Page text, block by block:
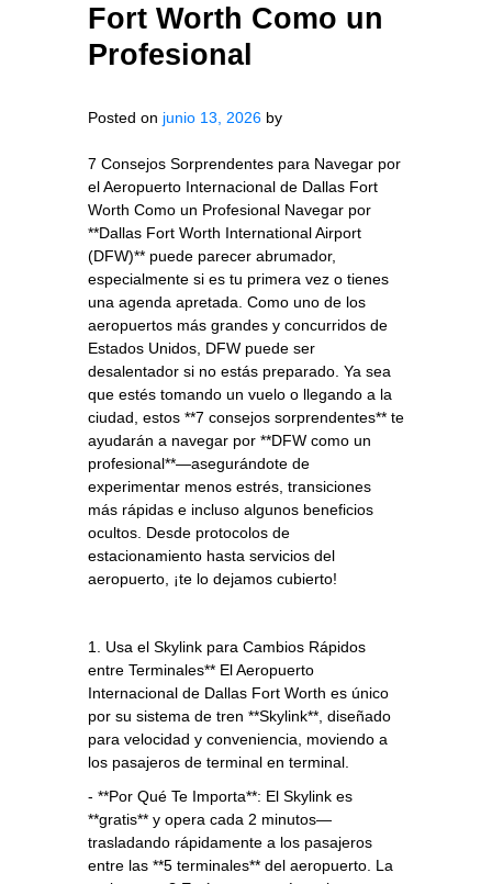
Fort Worth Como un
Profesional
Posted on junio 13, 2026 by
7 Consejos Sorprendentes para Navegar por
el Aeropuerto Internacional de Dallas Fort
Worth Como un Profesional Navegar por
**Dallas Fort Worth International Airport
(DFW)** puede parecer abrumador,
especialmente si es tu primera vez o tienes
una agenda apretada. Como uno de los
aeropuertos más grandes y concurridos de
Estados Unidos, DFW puede ser
desalentador si no estás preparado. Ya sea
que estés tomando un vuelo o llegando a la
ciudad, estos **7 consejos sorprendentes** te
ayudarán a navegar por **DFW como un
profesional**—asegurándote de
experimentar menos estrés, transiciones
más rápidas e incluso algunos beneficios
ocultos. Desde protocolos de
estacionamiento hasta servicios del
aeropuerto, ¡te lo dejamos cubierto!
1. Usa el Skylink para Cambios Rápidos
entre Terminales** El Aeropuerto
Internacional de Dallas Fort Worth es único
por su sistema de tren **Skylink**, diseñado
para velocidad y conveniencia, moviendo a
los pasajeros de terminal en terminal.
- **Por Qué Te Importa**: El Skylink es
**gratis** y opera cada 2 minutos—
trasladando rápidamente a los pasajeros
entre las **5 terminales** del aeropuerto. La